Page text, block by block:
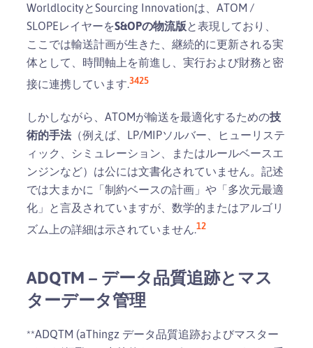
WorldlocityとSourcing Innovationは、ATOM /
SLOPEレイヤーをS&OPの物流版と表現しており、
ここでは輸送計画が生きた、継続的に更新される実
体として、時間軸上を前進し、実行および財務と密
接に連携しています.3425
しかしながら、ATOMが輸送を最適化するための技
術的手法 （例えば、LP/MIPソルバー、ヒューリステ
ィック、シミュレーション、またはルールベースエ
ンジンなど）は公には文書化されていません。記述
では大まかに「制約ベースの計画」や「多次元最適
化」と言及されていますが、数学的またはアルゴリ
ズム上の詳細は示されていません.12
ADQTM – データ品質追跡とマス
ターデータ管理
**ADQTM (aThingz データ品質追跡およびマスター